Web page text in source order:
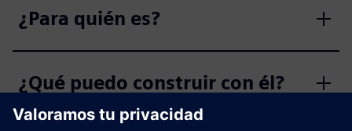
¿Para quién es?
¿Qué puedo construir con él?